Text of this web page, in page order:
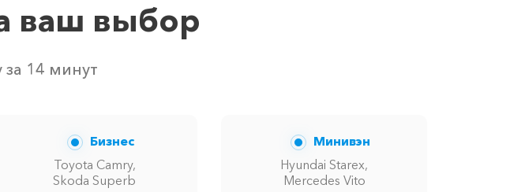
ваш выбор
14 минут
Бизнес
Toyota Camry,
Skoda Superb
Минивэн
Hyundai Starex,
Mercedes Vito